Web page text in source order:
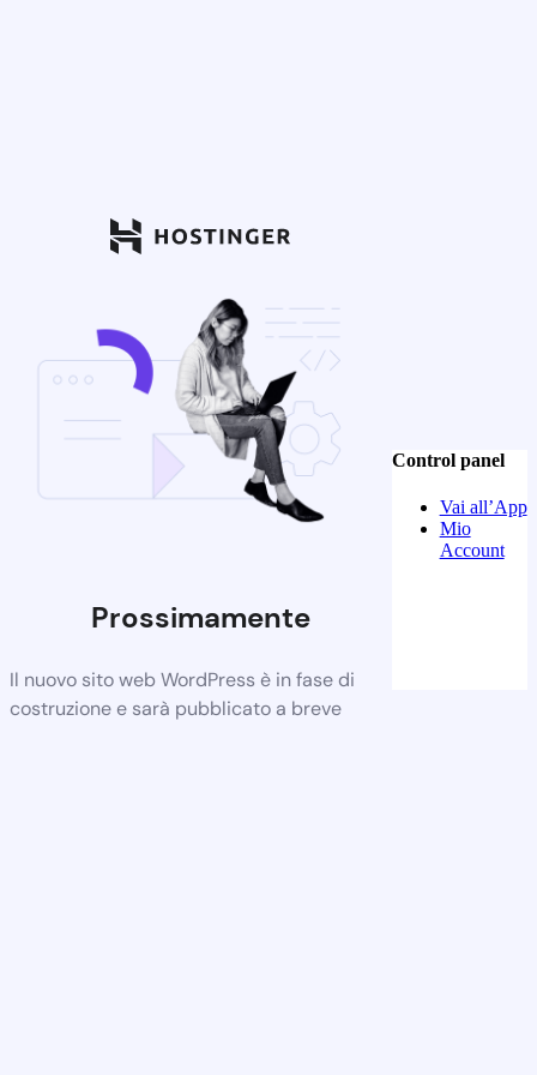
Prossimamente
Il nuovo sito web WordPress è in fase di
costruzione e sarà pubblicato a breve
Control panel
Vai all’App
Mio
Account